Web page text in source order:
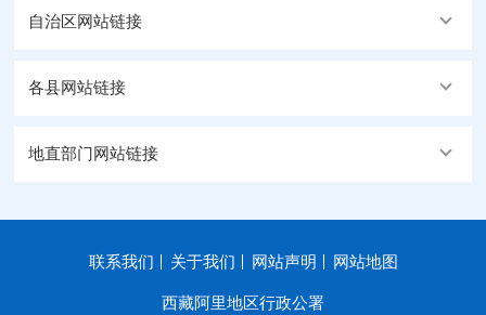
自治区网站链接
各县网站链接
地直部门网站链接
联系我们 关于我们 网站声明 网站地图
西藏阿里地区行政公署